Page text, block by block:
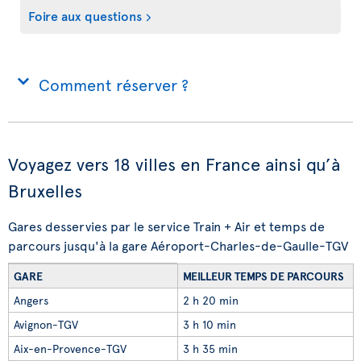
Foire aux questions
Comment réserver ?
Voyagez vers 18 villes en France ainsi qu’à
Bruxelles
Gares desservies par le service Train + Air et temps de
parcours jusqu'à la gare Aéroport-Charles-de-Gaulle-TGV
GARE
MEILLEUR TEMPS DE PARCOURS
Angers
2 h 20 min
Avignon-TGV
3 h 10 min
Aix-en-Provence-TGV
3 h 35 min